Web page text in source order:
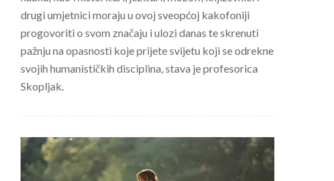
drugi umjetnici moraju u ovoj sveopćoj kakofoniji
progovoriti o svom značaju i ulozi danas te skrenuti
pažnju na opasnosti koje prijete svijetu koji se odrekne
svojih humanističkih disciplina, stava je profesorica
Skopljak.